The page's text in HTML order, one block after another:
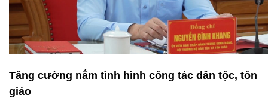
Tăng cường nắm tình hình công tác dân tộc, tôn
giáo